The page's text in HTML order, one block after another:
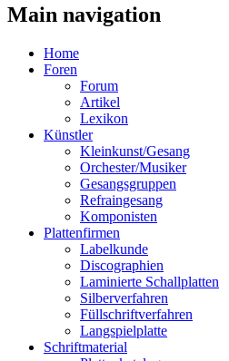
Main navigation
Home
Foren
Forum
Artikel
Lexikon
Künstler
Kleinkunst/Gesang
Orchester/Musiker
Gesangsgruppen
Refraingesang
Komponisten
Plattenfirmen
Labelkunde
Discographien
Laminierte Schallplatten
Silberverfahren
Füllschriftverfahren
Langspielplatte
Schriftmaterial